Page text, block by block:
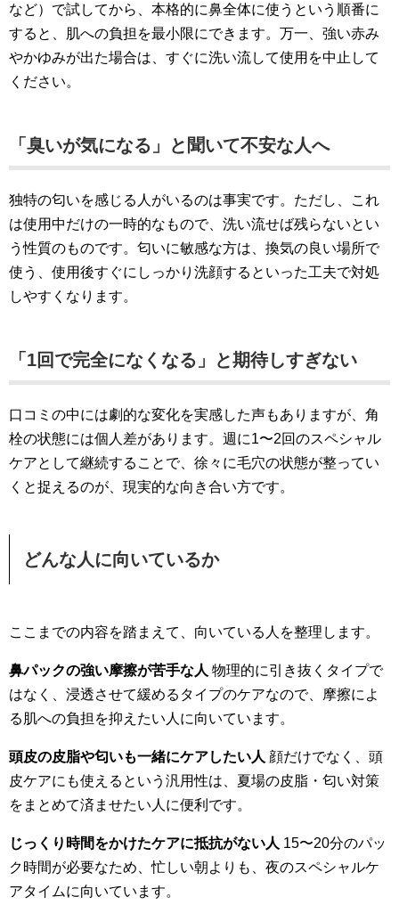
など）で試してから、本格的に鼻全体に使うという順番に
すると、肌への負担を最小限にできます。万一、強い赤み
やかゆみが出た場合は、すぐに洗い流して使用を中止して
ください。
「臭いが気になる」と聞いて不安な人へ
独特の匂いを感じる人がいるのは事実です。ただし、これ
は使用中だけの一時的なもので、洗い流せば残らないとい
う性質のものです。匂いに敏感な方は、換気の良い場所で
使う、使用後すぐにしっかり洗顔するといった工夫で対処
しやすくなります。
「1回で完全になくなる」と期待しすぎない
口コミの中には劇的な変化を実感した声もありますが、角
栓の状態には個人差があります。週に1〜2回のスペシャル
ケアとして継続することで、徐々に毛穴の状態が整ってい
くと捉えるのが、現実的な向き合い方です。
どんな人に向いているか
ここまでの内容を踏まえて、向いている人を整理します。
鼻パックの強い摩擦が苦手な人 物理的に引き抜くタイプで
はなく、浸透させて緩めるタイプのケアなので、摩擦によ
る肌への負担を抑えたい人に向いています。
頭皮の皮脂や匂いも一緒にケアしたい人 顔だけでなく、頭
皮ケアにも使えるという汎用性は、夏場の皮脂・匂い対策
をまとめて済ませたい人に便利です。
じっくり時間をかけたケアに抵抗がない人 15〜20分のパッ
ク時間が必要なため、忙しい朝よりも、夜のスペシャルケ
アタイムに向いています。